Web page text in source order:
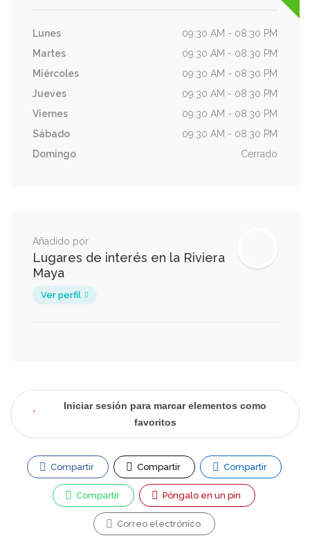
Lunes
09:30 AM - 08:30 PM
Martes
09:30 AM - 08:30 PM
Miércoles
09:30 AM - 08:30 PM
Jueves
09:30 AM - 08:30 PM
Viernes
09:30 AM - 08:30 PM
Sábado
09:30 AM - 08:30 PM
Domingo
Cerrado
Añadido por
Lugares de interés en la Riviera
Maya
Ver perfil
Iniciar sesión para marcar elementos como
favoritos
Compartir Compartir Compartir
Compartir Póngalo en un pin
Correo electrónico